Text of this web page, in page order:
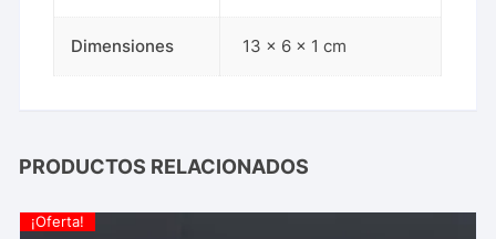
Dimensiones 13 × 6 × 1 cm
PRODUCTOS RELACIONADOS
¡Oferta!